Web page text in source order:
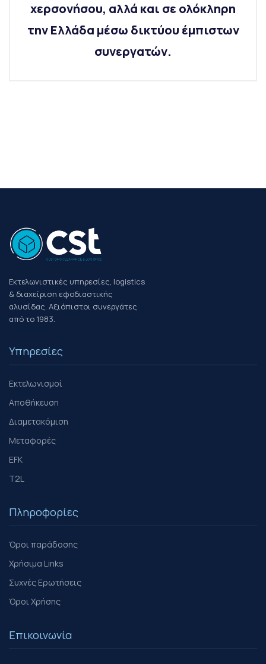
χερσονήσου, αλλά και σε ολόκληρη
την Ελλάδα μέσω δικτύου έμπιστων
συνεργατών.
Εκτελωνιστικές υπηρεσίες, logistics
& διαχείριση εφοδιαστικής
αλυσίδας. Αξιόπιστοι συνεργάτες
από το 1983.
Υπηρεσίες
Εκτελωνισμοί
Αποθήκευση
Διαμετακόμιση
Μεταφορές
EFK
T2L
Πληροφορίες
Όροι παράδοσης
Χρήσιμα Links
Συχνές Ερωτήσεις
Όροι Χρήσης
Επικοινωνία